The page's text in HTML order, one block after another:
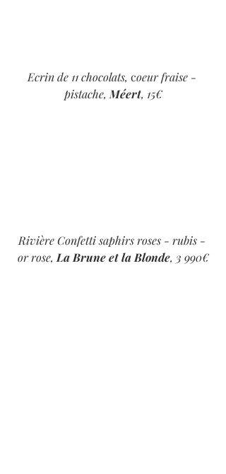
Ecrin de 11 chocolats, coeur fraise -
pistache, Méert, 15€
Rivière Confetti saphirs roses - rubis -
or rose, La Brune et la Blonde, 3 990€